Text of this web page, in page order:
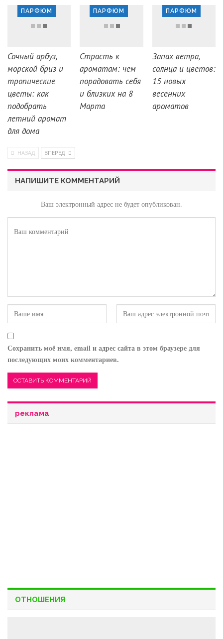
ПАРФЮМ
Сочный арбуз,
морской бриз и
тропические
цветы: как
подобрать
летний аромат
для дома
ПАРФЮМ
Страсть к
ароматам: чем
порадовать себя
и близких на 8
Марта
ПАРФЮМ
Запах ветра,
солнца и цветов:
15 новых
весенних
ароматов
НАЗАД ВПЕРЕД
НАПИШИТЕ КОММЕНТАРИЙ
Ваш электронный адрес не будет опубликован.
Сохранить моё имя, email и адрес сайта в этом браузере для
последующих моих комментариев.
реклама
ОТНОШЕНИЯ